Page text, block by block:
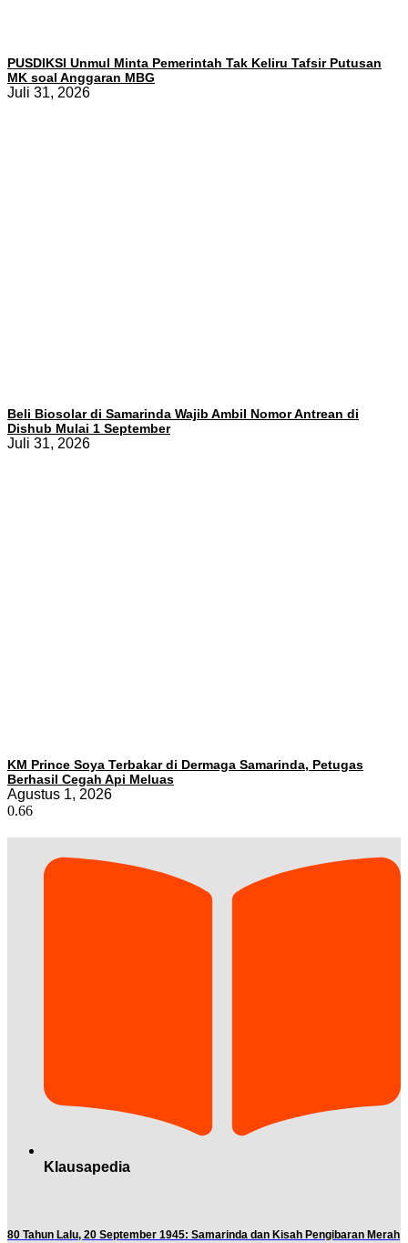
PUSDIKSI Unmul Minta Pemerintah Tak Keliru Tafsir Putusan
MK soal Anggaran MBG
Juli 31, 2026
Beli Biosolar di Samarinda Wajib Ambil Nomor Antrean di
Dishub Mulai 1 September
Juli 31, 2026
KM Prince Soya Terbakar di Dermaga Samarinda, Petugas
Berhasil Cegah Api Meluas
Agustus 1, 2026
Klausapedia
80 Tahun Lalu, 20 September 1945: Samarinda dan Kisah Pengibaran Merah